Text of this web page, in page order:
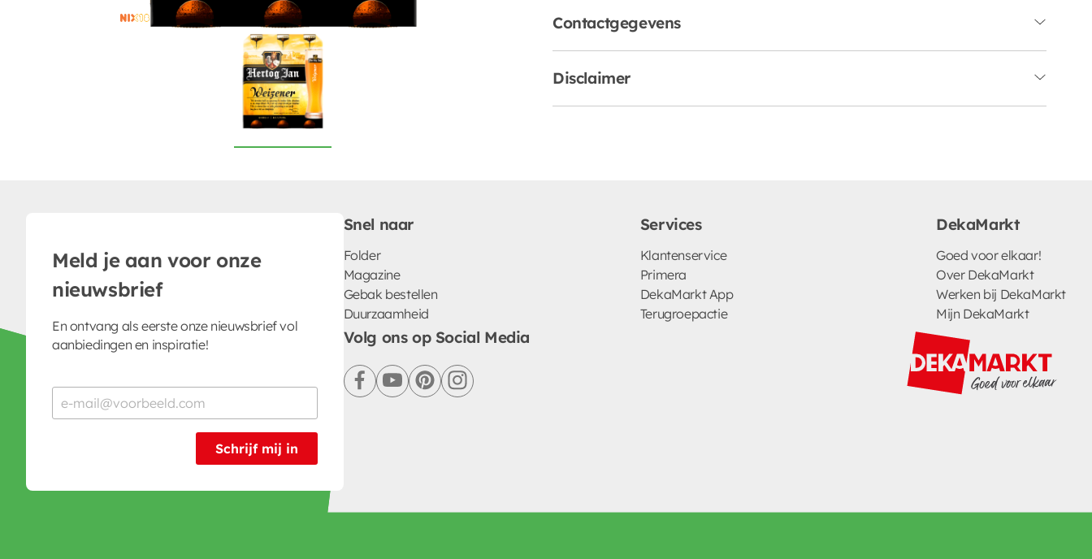
Contactgegevens
Disclaimer
Meld je aan voor onze
nieuwsbrief
En ontvang als eerste onze nieuwsbrief vol
aanbiedingen en inspiratie!
Schrijf mij in
Snel naar
Folder
Magazine
Gebak bestellen
Duurzaamheid
Services
Klantenservice
Primera
DekaMarkt App
Terugroepactie
DekaMarkt
Goed voor elkaar!
Over DekaMarkt
Werken bij DekaMarkt
Mijn DekaMarkt
Volg ons op Social Media
facebookyoutubepinterestinstagram